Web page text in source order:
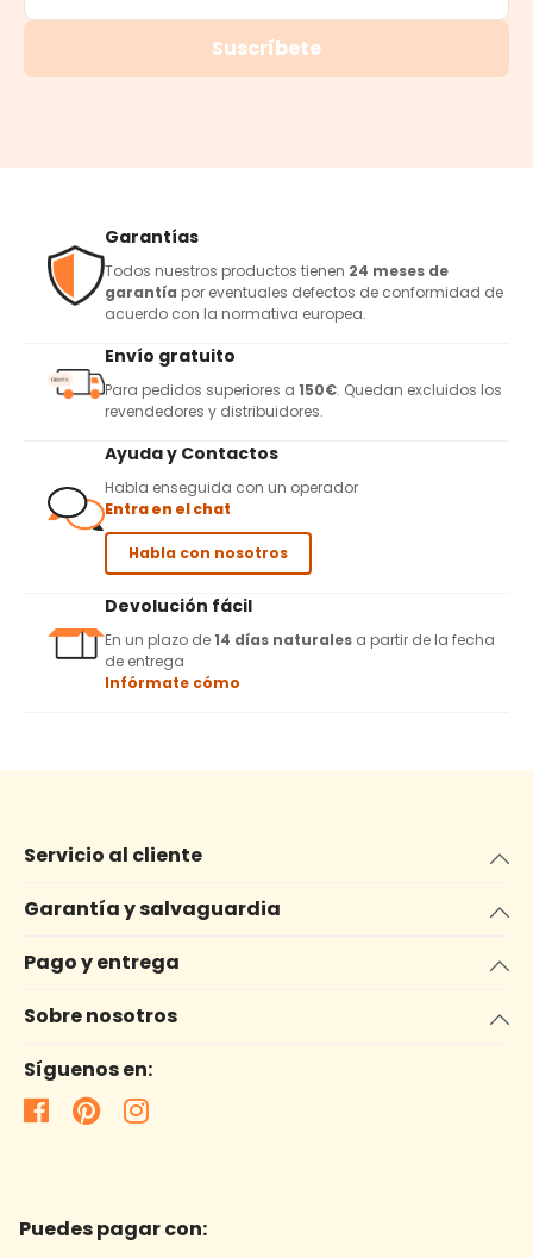
Suscríbete
Garantías
Todos nuestros productos tienen 24 meses de
garantía por eventuales defectos de conformidad de
acuerdo con la normativa europea.
Envío gratuito
Para pedidos superiores a 150€. Quedan excluidos los
revendedores y distribuidores.
Ayuda y Contactos
Habla enseguida con un operador
Entra en el chat
Habla con nosotros
Devolución fácil
En un plazo de14 días naturales a partir de la fecha
de entrega
Infórmate cómo
Servicio al cliente
Garantía y salvaguardia
Pago y entrega
Sobre nosotros
Síguenos en:
Puedes pagar con: